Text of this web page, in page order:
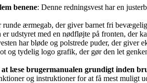
benene: Denne redningsvest har en
runde ærmegab, der giver barnet fri
er udstyret med en nødfløjte på fronten, der
har bløde og polstrede puder, der giver
og tydelig logo grafik, der gør den let
læse brugermanualen grundigt inden
og instruktioner for at få mest muligt